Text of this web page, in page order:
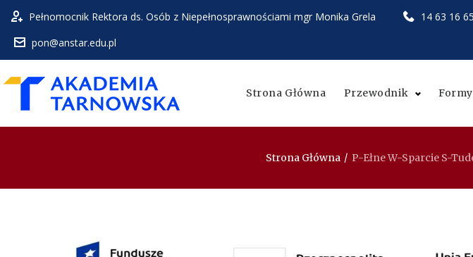
Skip
content
Pełnomocnik Rektora ds. Osób z Niepełnosprawnościami mgr Monika Grela 14 63 16
pon@anstar.edu.pl
Strona Główna Przewodnik
Strona Główna / P-Ełne W-Sparcie S-
P-